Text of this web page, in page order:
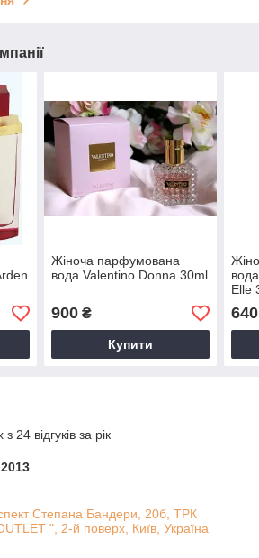
Жіноча парфумована
вода Valentino Donna 30ml
900₴
Купити
Elle
640
24 відгуків за рік
Степана Бандери, 20б, ТРК
", 2-й поверх, Київ, Україна